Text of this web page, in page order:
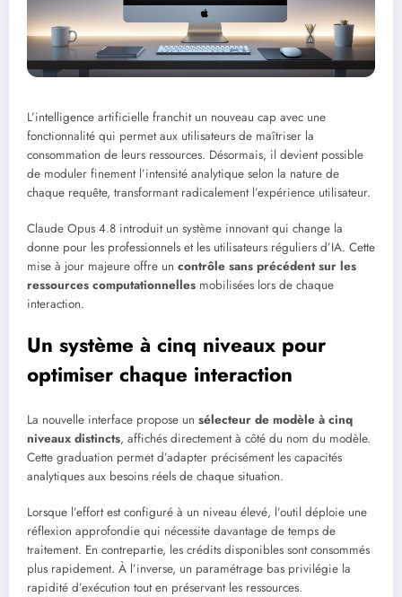
L’intelligence artificielle franchit un nouveau cap avec une
fonctionnalité qui permet aux utilisateurs de maîtriser la
consommation de leurs ressources. Désormais, il devient possible
de moduler finement l’intensité analytique selon la nature de
chaque requête, transformant radicalement l’expérience utilisateur.
Claude Opus 4.8 introduit un système innovant qui change la
donne pour les professionnels et les utilisateurs réguliers d’IA. Cette
mise à jour majeure offre un contrôle sans précédent sur les
ressources computationnelles mobilisées lors de chaque
interaction.
Un système à cinq niveaux pour
optimiser chaque interaction
La nouvelle interface propose un sélecteur de modèle à cinq
niveaux distincts, affichés directement à côté du nom du modèle.
Cette graduation permet d’adapter précisément les capacités
analytiques aux besoins réels de chaque situation.
Lorsque l’effort est configuré à un niveau élevé, l’outil déploie une
réflexion approfondie qui nécessite davantage de temps de
traitement. En contrepartie, les crédits disponibles sont consommés
plus rapidement. À l’inverse, un paramétrage bas privilégie la
rapidité d’exécution tout en préservant les ressources.